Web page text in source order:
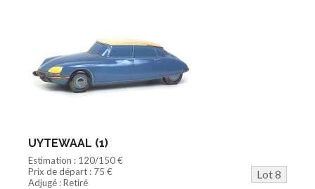
UYTEWAAL (1)
Estimation : 120/150 €
Prix de départ : 75 €
Lot 8
Adjugé : Retiré